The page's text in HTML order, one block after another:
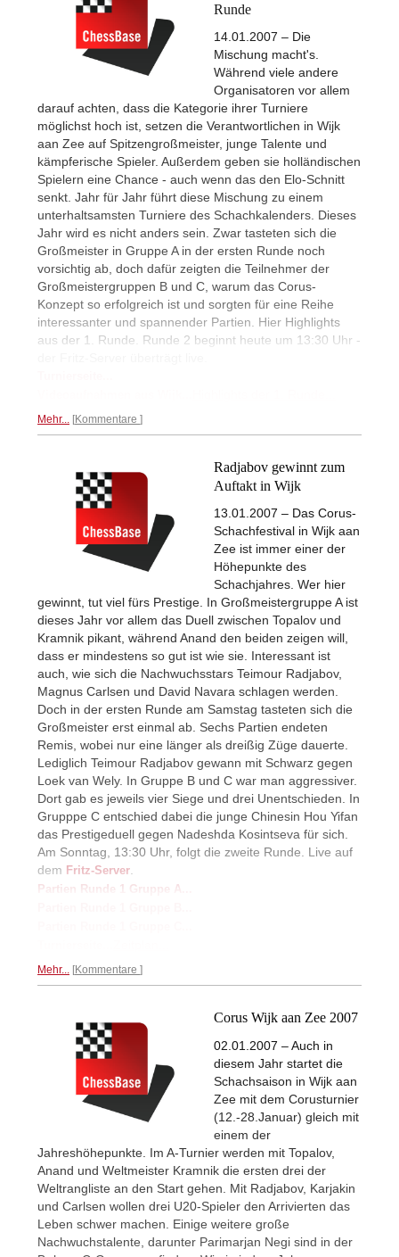
Runde
14.01.2007 – Die
Mischung macht's.
Während viele andere
Organisatoren vor allem
darauf achten, dass die Kategorie ihrer Turniere
möglichst hoch ist, setzen die Verantwortlichen in Wijk
aan Zee auf Spitzengroßmeister, junge Talente und
kämpferische Spieler. Außerdem geben sie holländischen
Spielern eine Chance - auch wenn das den Elo-Schnitt
senkt. Jahr für Jahr führt diese Mischung zu einem
unterhaltsamsten Turniere des Schachkalenders. Dieses
Jahr wird es nicht anders sein. Zwar tasteten sich die
Großmeister in Gruppe A in der ersten Runde noch
vorsichtig ab, doch dafür zeigten die Teilnehmer der
Großmeistergruppen B und C, warum das Corus-
Konzept so erfolgreich ist und sorgten für eine Reihe
interessanter und spannender Partien. Hier Highlights
aus der 1. Runde. Runde 2 beginnt heute um 13:30 Uhr -
Mehr... Kommentare
Radjabov gewinnt zum
Auftakt in Wijk
13.01.2007 – Das Corus-
Schachfestival in Wijk aan
Zee ist immer einer der
Höhepunkte des
Schachjahres. Wer hier
gewinnt, tut viel fürs Prestige. In Großmeistergruppe A ist
dieses Jahr vor allem das Duell zwischen Topalov und
Kramnik pikant, während Anand den beiden zeigen will,
dass er mindestens so gut ist wie sie. Interessant ist
auch, wie sich die Nachwuchsstars Teimour Radjabov,
Magnus Carlsen und David Navara schlagen werden.
Doch in der ersten Runde am Samstag tasteten sich die
Großmeister erst einmal ab. Sechs Partien endeten
Remis, wobei nur eine länger als dreißig Züge dauerte.
Lediglich Teimour Radjabov gewann mit Schwarz gegen
Loek van Wely. In Gruppe B und C war man aggressiver.
Dort gab es jeweils vier Siege und drei Unentschieden. In
Grupppe C entschied dabei die junge Chinesin Hou Yifan
das Prestigeduell gegen Nadeshda Kosintseva für sich.
Am Sonntag, 13:30 Uhr, folgt die zweite Runde. Live auf
dem Fritz-Server.
Partien Runde 1 Gruppe A...
Mehr... Kommentare
Corus Wijk aan Zee 2007
02.01.2007 – Auch in
diesem Jahr startet die
Schachsaison in Wijk aan
Zee mit dem Corusturnier
(12.-28.Januar) gleich mit
einem der
Jahreshöhepunkte. Im A-Turnier werden mit Topalov,
Anand und Weltmeister Kramnik die ersten drei der
Weltrangliste an den Start gehen. Mit Radjabov, Karjakin
und Carlsen wollen drei U20-Spieler den Arrivierten das
Leben schwer machen. Einige weitere große
Nachwuchstalente, darunter Parimarjan Negi sind in der